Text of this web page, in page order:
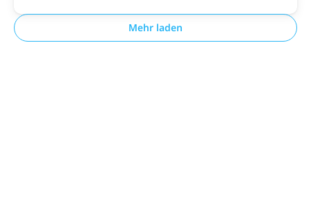
Mehr laden